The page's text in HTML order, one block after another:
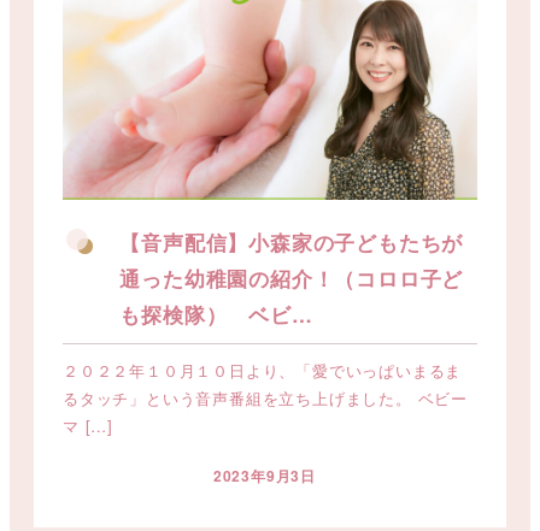
【音声配信】小森家の子どもたちが
通った幼稚園の紹介！（コロロ子ど
も探検隊） ベビ…
２０２２年１０月１０日より、「愛でいっぱいまるま
るタッチ」という音声番組を立ち上げました。 ベビー
マ […]
投稿日
2023年9月3日